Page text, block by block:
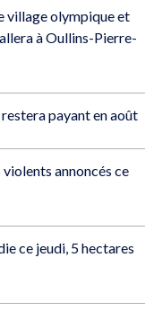
village olympique et
à Oullins-Pierre-
payant en août
annoncés ce
ce jeudi, 5 hectares